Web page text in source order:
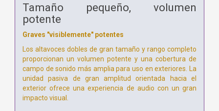
Tamaño pequeño, volumen
potente
Graves "visiblemente" potentes
Los altavoces dobles de gran tamaño y rango completo
proporcionan un volumen potente y una cobertura de
campo de sonido más amplia para uso en exteriores. La
unidad pasiva de gran amplitud orientada hacia el
exterior ofrece una experiencia de audio con un gran
impacto visual.